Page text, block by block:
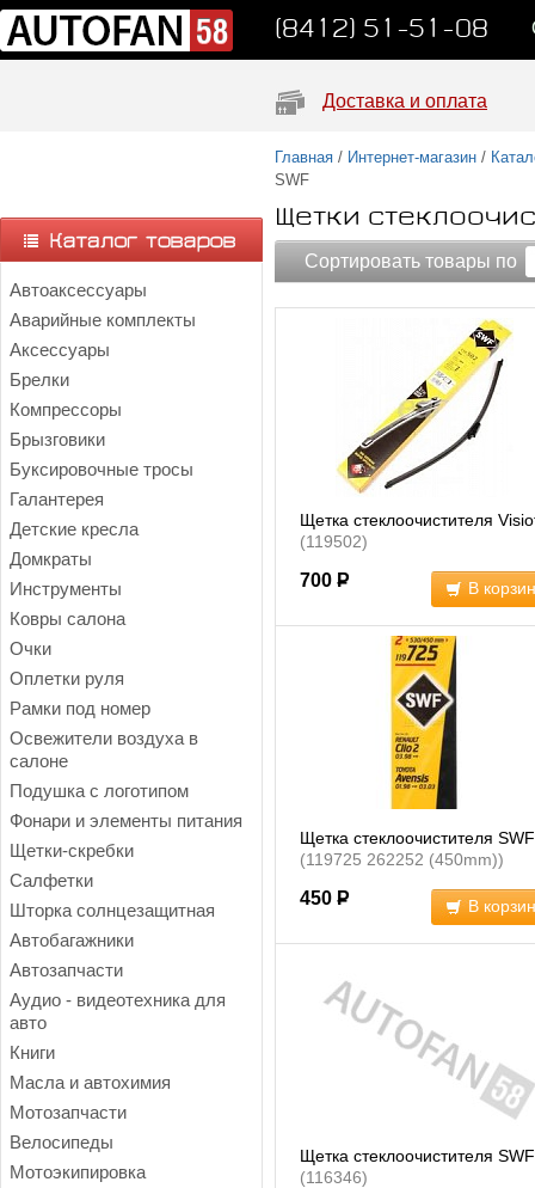
(8412) 51-51-08
Доставка и оплата
Автоаксессуары
Аварийные комплекты
Аксессуары
Брелки
Компрессоры
Брызговики
Буксировочные тросы
Галантерея
Детские кресла
Домкраты
Инструменты
Ковры салона
Очки
Оплетки руля
Рамки под номер
Освежители воздуха в
салоне
Подушка с логотипом
Фонари и элементы питания
Щетки-скребки
Салфетки
Шторка солнцезащитная
Автобагажники
Автозапчасти
Аудио - видеотехника для
авто
Книги
Масла и автохимия
Мотозапчасти
Велосипеды
Мотоэкипировка
Главная / Интернет-магазин /
SWF
Щетки
Сортировать товары по
Щетка стеклоочистителя
(119502)
700 Р В
Щетка стеклоочистителя SWF
(119725 262252 (450mm))
450 Р В
Щетка стеклоочистителя SWF
(116346)